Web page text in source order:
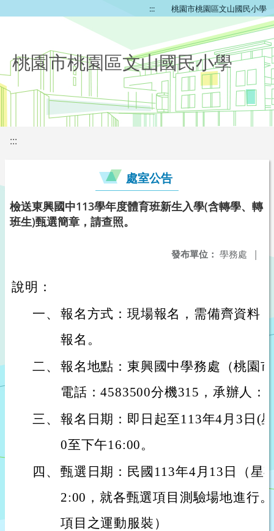
::: 桃園市桃園區文山國民小學
桃園市桃園區文山國民小學
:::
處室公告
檢送東興國中113學年度體育班新生入學(含轉學、轉
班生)甄選簡章，請查照。
發布單位： 學務處 |
說明：
一、 報名方式：現場報名，需備齊資料
報名。
二、 報名地點：東興國中學務處（桃園
電話：4583500分機315，承辦人：
三、 報名日期：即日起至113年4月3日(
0至下午16:00。
四、 甄選日期：民國113年4月13日（星
2:00，就各甄選項目測驗場地進行
項目之運動服裝）